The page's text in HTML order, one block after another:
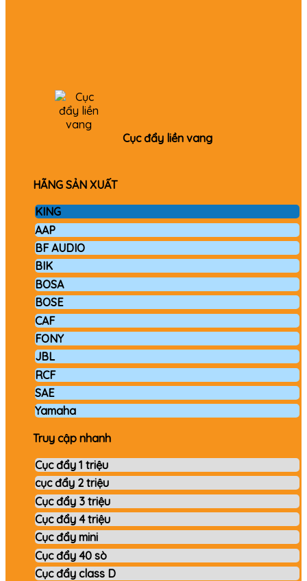
Cục đẩy liền vang
HÃNG SẢN XUẤT
KING
AAP
BF AUDIO
BIK
BOSA
BOSE
CAF
FONY
JBL
RCF
SAE
Yamaha
Truy cập nhanh
Cục đẩy 1 triệu
cục đẩy 2 triệu
Cục đẩy 3 triệu
Cục đẩy 4 triệu
Cục đẩy mini
Cục đẩy 40 sò
Cục đẩy class D